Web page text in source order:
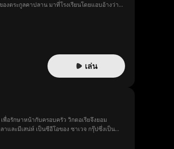
ตระกูลคาปลาน มาที่โรงเรียนโดยแอบอ้างว่า
เล่น
อรักษาหน้ากับครอบครัว วิกตอเรียจึงยอม
และมีเสน่ห์ เป็นซีอีโอของ ซาเวจ กรุ๊ปซึ่งเป็น